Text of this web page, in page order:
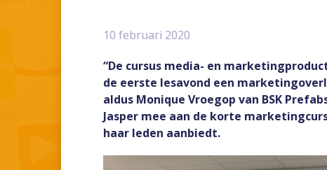
10 februari 2020
“De cursus media- en
de eerste lesavond een
aldus Monique Vroegop van BSK
Jasper mee aan de korte
haar leden aanbiedt.